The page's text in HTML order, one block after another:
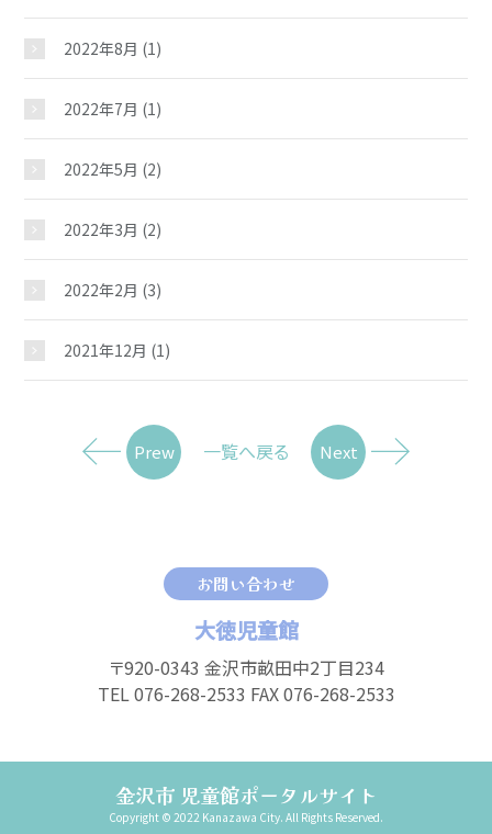
2022年8月 (1)
2022年7月 (1)
2022年5月 (2)
2022年3月 (2)
2022年2月 (3)
2021年12月 (1)
Prew 一覧へ戻る Next
お問い合わせ
大徳児童館
〒920-0343 金沢市畝田中2丁目234
TEL 076-268-2533 FAX 076-268-2533
金沢市 児童館ポータルサイト
Copyright © 2022 Kanazawa City. All Rights Reserved.